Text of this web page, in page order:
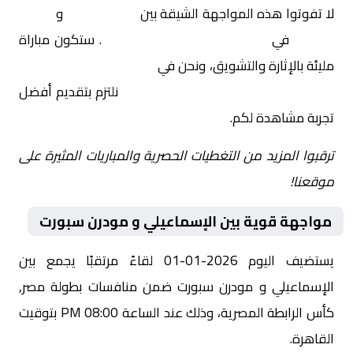
لا تفوتوا هذه المواجهة الشيقة بين و
في
. ستكون مباراة
مليئة بالإثارة والتشويق، ونحن في
نلتزم بتقديم أفضل
تجربة مشاهدة لكم.
ترقبوا المزيد من التغطيات الحصرية والمباريات المثيرة على
موقعنا!
مواجهة قوية بين الإسماعيلي و مودرن سبورت
يستضيف اليوم 2026-01-01 لقاءً مرتقبًا يجمع بين
الإسماعيلي و مودرن سبورت ضمن منافسات بطولة مصر,
كأس الرابطة المصرية، وذلك عند الساعة 08:00 PM بتوقيت
القاهرة.